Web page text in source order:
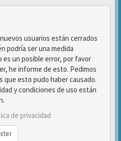
usuarios están cerrados
podría ser una medida
es un posible error, por favor
he informe de esto. Pedimos
que esto pudo haber causado.
y condiciones de uso están
de privacidad